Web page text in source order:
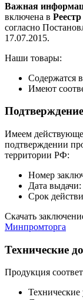
Важная
включена в
согласно
17.07.2015.
Наши товары:
Содержатся
Имеют
Имеем
подтверждении
территории РФ:
Номер
Дата
Срок
Скачать
Минпромторга
Технические
Продукция